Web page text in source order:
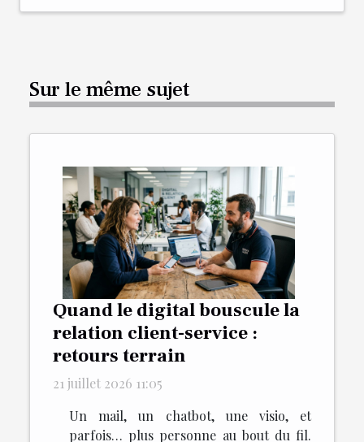
Sur le même sujet
Quand le digital bouscule la
relation client-service :
retours terrain
21 juillet 2026 11:05
Un mail, un chatbot, une visio, et
parfois… plus personne au bout du fil.